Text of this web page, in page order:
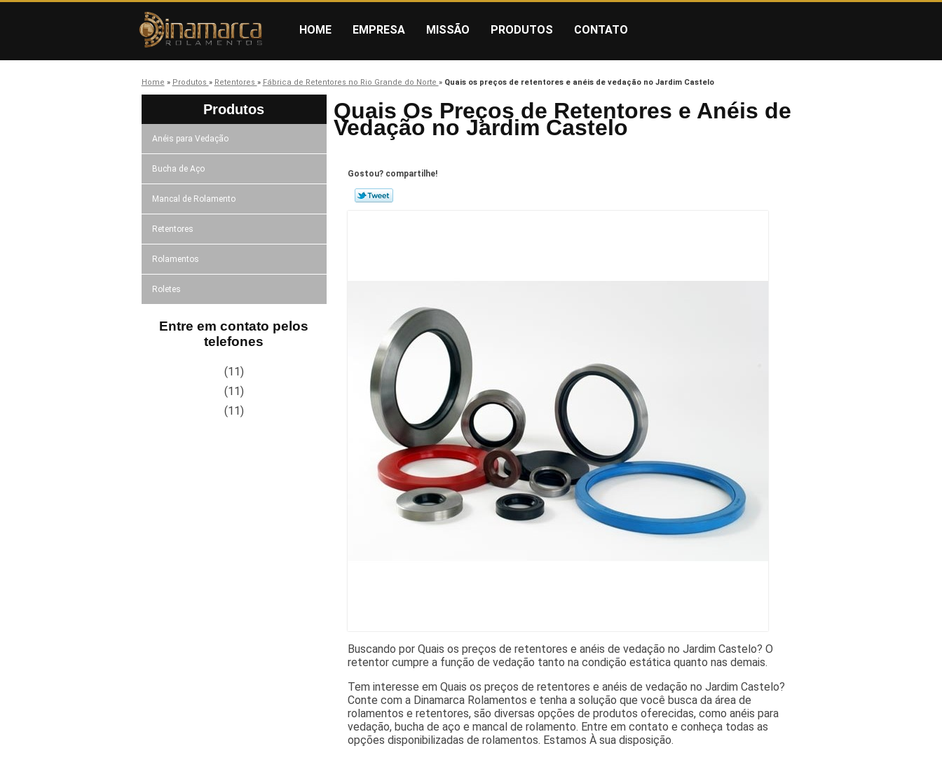
HOME EMPRESA MISSÃO PRODUTOS CONTATO
Home » Produtos » Retentores » Fábrica de Retentores no Rio Grande do Norte » Quais os preços de retentores e anéis de vedação no Jardim Castelo
Produtos
Anéis para Vedação
Bucha de Aço
Mancal de Rolamento
Retentores
Rolamentos
Roletes
Entre em contato pelos
telefones
(11)
(11)
(11)
Quais Os Preços de Retentores e Anéis de
Vedação no Jardim Castelo
Gostou? compartilhe!
Buscando por Quais os preços de retentores e anéis de vedação no Jardim Castelo? O
retentor cumpre a função de vedação tanto na condição estática quanto nas demais.
Tem interesse em Quais os preços de retentores e anéis de vedação no Jardim Castelo?
Conte com a Dinamarca Rolamentos e tenha a solução que você busca da área de
rolamentos e retentores, são diversas opções de produtos oferecidas, como anéis para
vedação, bucha de aço e mancal de rolamento. Entre em contato e conheça todas as
opções disponibilizadas de rolamentos. Estamos À sua disposição.